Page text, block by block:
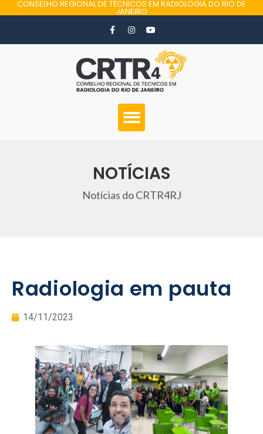
CONSELHO REGIONAL DE TÉCNICOS EM RADIOLOGIA DO RIO DE
JANEIRO
NOTÍCIAS
Notícias do CRTR4RJ
Radiologia em pauta
14/11/2023